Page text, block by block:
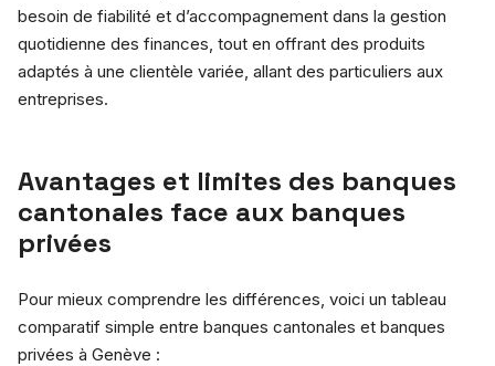
besoin de fiabilité et d’accompagnement dans la gestion
quotidienne des finances, tout en offrant des produits
adaptés à une clientèle variée, allant des particuliers aux
entreprises.
Avantages et limites des banques
cantonales face aux banques
privées
Pour mieux comprendre les différences, voici un tableau
comparatif simple entre banques cantonales et banques
privées à Genève :